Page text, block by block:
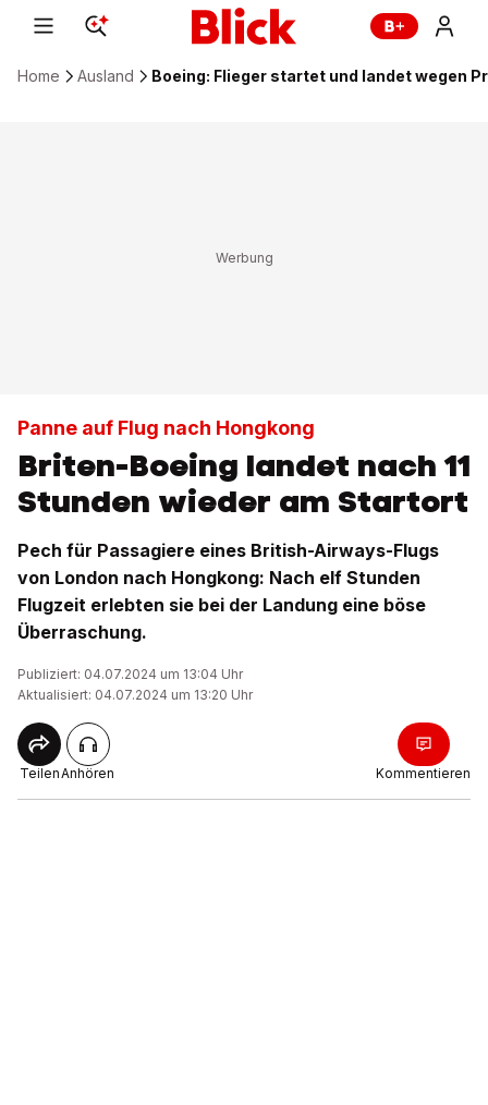
Home Ausland Boeing: Flieger startet und landet wegen
Panne auf Flug nach Hongkong
Briten-Boeing landet nach 11
Stunden wieder am Startort
Pech für Passagiere eines British-Airways-Flugs
von London nach Hongkong: Nach elf Stunden
Flugzeit erlebten sie bei der Landung eine böse
Überraschung.
Publiziert: 04.07.2024 um 13:04 Uhr
Aktualisiert: 04.07.2024 um 13:20 Uhr
TeilenAnhören Kommentieren